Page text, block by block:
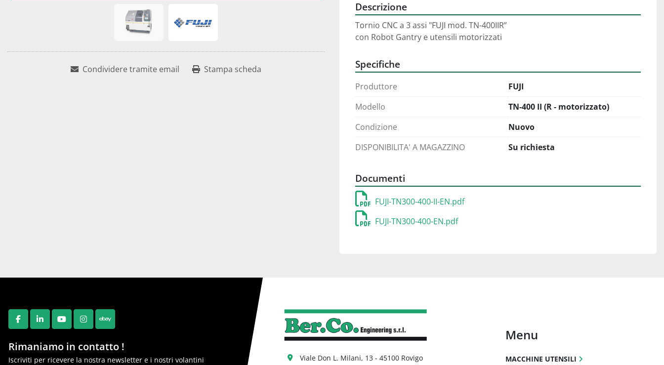
Condividere tramite email Stampa scheda
Descrizione
Tornio CNC a 3 assi "FUJI mod. TN-400IIR”
con Robot Gantry e utensili motorizzati
Specifiche
Produttore
FUJI
Modello
TN-400 II (R - motorizzato)
Condizione
Nuovo
DISPONIBILITA' A MAGAZZINO
Su richiesta
Documenti
FUJI-TN300-400-II-EN.pdf
FUJI-TN300-400-EN.pdf
FACEBOOK
LINKEDINYOUTUBEINSTAGRAM
EBAY
Rimaniamo in contatto !
Iscriviti per ricevere la nostra newsletter e i nostri volantini
Viale Don L. Milani, 13 - 45100 Rovigo
Menu
MACCHINE UTENSILI